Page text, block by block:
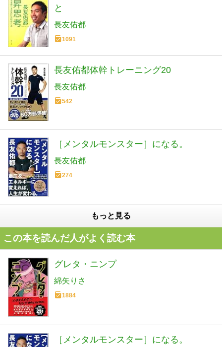
と
長友佑都
1091
長友佑都体幹トレーニング20
長友佑都
542
［メンタルモンスター］になる。
長友佑都
274
もっと見る
この本を読んだ人がよく読む本
グレタ・ニンプ
綿矢りさ
1884
［メンタルモンスター］になる。